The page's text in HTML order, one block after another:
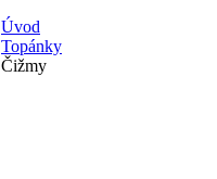
Úvod
Topánky
Čižmy